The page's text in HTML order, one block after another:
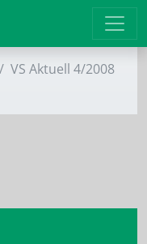
VS Aktuell 4/2008